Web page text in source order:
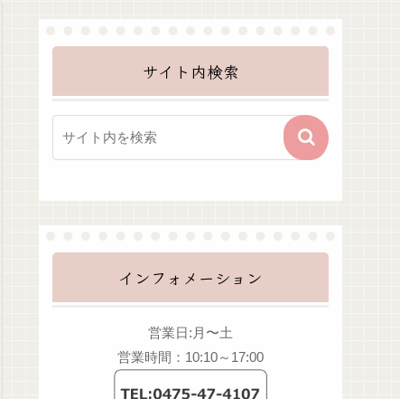
サイト内検索
インフォメーション
営業日:月〜土
営業時間：10:10～17:00